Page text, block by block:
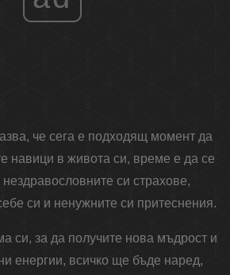
че сега е подходящ момент да
навици в живота си, време е да се
си страхове,
си и ненужните си притеснения.
си, за да получите нова мъдрост и
енергии, всичко ще бъде наред,